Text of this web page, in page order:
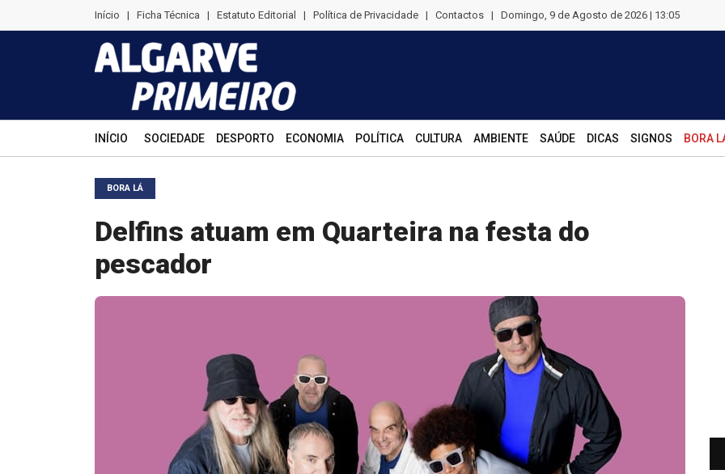
Início | Ficha Técnica | Estatuto Editorial | Política de Privacidade | Contactos | Domingo, 9 de Agosto de 2026 | 13:05
INÍCIO SOCIEDADE DESPORTO ECONOMIA POLÍTICA CULTURA AMBIENTE SAÚDE DICAS SIGNOS BORA
BORA LÁ
Delfins atuam em Quarteira na festa do
pescador